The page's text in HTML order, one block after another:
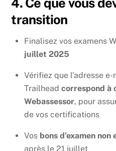
transition
Finalisez vos examens
juillet 2025
Vérifiez que l’adresse
Trailhead correspond à
Webassessor, pour
de vos certifications
Vos bons d’examen non
après le 21 juillet